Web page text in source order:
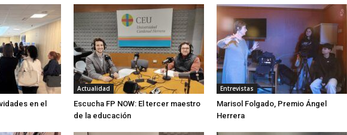
en el
Actualidad
Escucha FP NOW: El tercer maestro
de la educación
Entrevistas
Marisol Folgado, Premio Ángel
Herrera